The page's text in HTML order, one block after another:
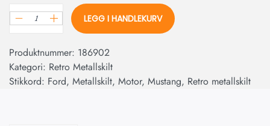
LEGG I HANDLEKURV
Produktnummer: 186902
Kategori: Retro Metallskilt
Stikkord: Ford, Metallskilt, Motor, Mustang, Retro metallskilt